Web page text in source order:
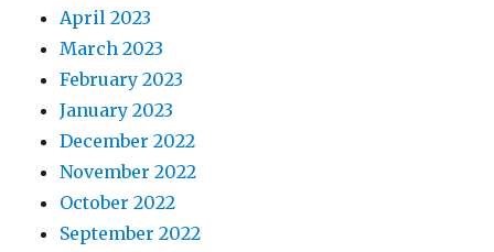
April 2023
March 2023
February 2023
January 2023
December 2022
November 2022
October 2022
September 2022